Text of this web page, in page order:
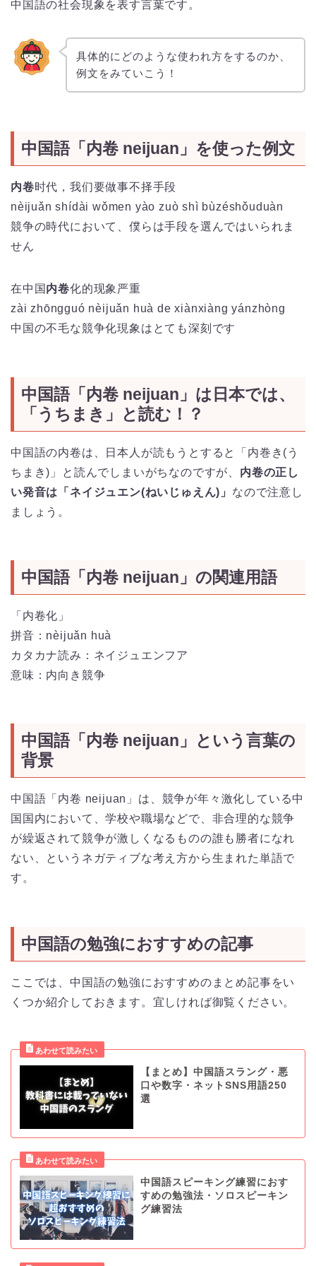
中国語の社会現象を表す言葉です。
具体的にどのような使われ方をするのか、
例文をみていこう！
中国語「内卷 neijuan」を使った例文
内卷时代，我们要做事不择手段
nèijuǎn shídài wǒmen yào zuò shì bùzéshǒuduàn
競争の時代において、僕らは手段を選んではいられま
せん
在中国 内卷化的现象严重
zài zhōngguó nèijuǎn huàdexiànxiàngyánzhòng
中国の不毛な競争化現象はとても深刻です
中国語「内卷 neijuan」は日本では、
「うちまき」と読む！？
中国語の内卷は、日本人が読もうとすると「内巻き(う
ちまき)」と読んでしまいがちなのですが、 内卷の正し
い発音は「ネイジュエン(ねいじゅえん)」 なので注意し
ましょう。
中国語「内卷 neijuan」の関連用語
「内卷化」
拼音： nèijuǎn huà
カタカナ読み：ネイジュエンフア
意味：内向き競争
中国語「内卷 neijuan」という言葉の
背景
中国語「内卷 neijuan」は、競争が年々激化している中
国国内において、学校や職場などで、非合理的な競争
が繰返されて競争が激しくなるものの誰も勝者になれ
ない、というネガティブな考え方から生まれた単語で
す。
中国語の勉強におすすめの記事
ここでは、中国語の勉強におすすめのまとめ記事をい
くつか紹介しておきます。宜しければ御覧ください。
【まとめ】中国語スラング・悪
口や数字・ネットSNS用語250
選
中国語スピーキング練習におす
すめの勉強法・ソロスピーキン
グ練習法